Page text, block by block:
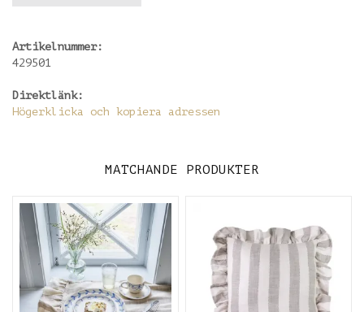
Artikelnummer:
429501
Direktlänk:
Högerklicka och kopiera adressen
MATCHANDE PRODUKTER